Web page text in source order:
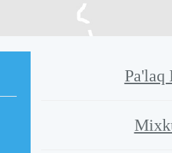
Pa'laq